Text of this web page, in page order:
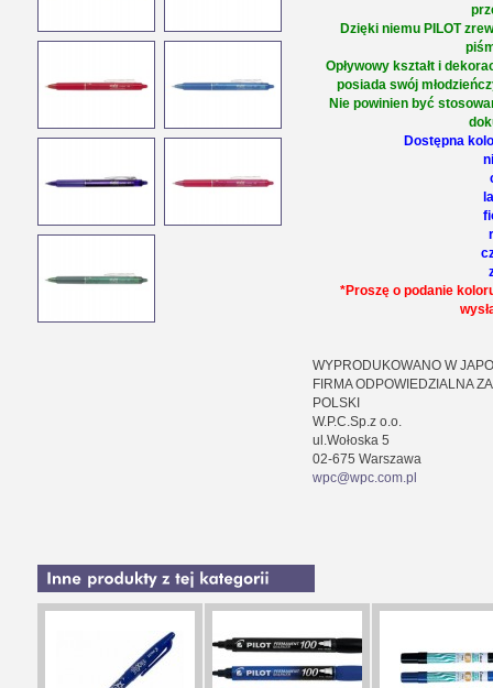
Dzięki niemu PILOT
Opływowy kształt i
posiada swój
Nie powinien być
Dostępna
*Proszę o podanie
WYPRODUKOWANO W
FIRMA ODPOWIEDZIALNA
POLSKI
W.P.C.Sp.z o.o.
ul.Wołoska 5
02-675 Warszawa
wpc@wpc.com.pl